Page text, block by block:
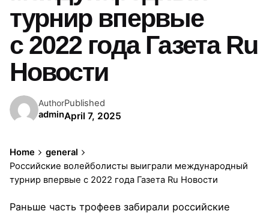
турнир впервые
с 2022 года Газета Ru
Новости
Author
admin
Published
April 7, 2025
Home
general
Российские волейболисты выиграли международный
турнир впервые с 2022 года Газета Ru Новости
Раньше часть трофеев забирали российские